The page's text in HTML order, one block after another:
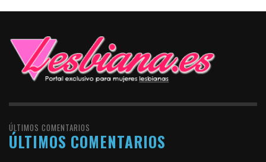
ÚLTIMOS COMENTARIOS
ÚLTIMOS COMENTARIOS